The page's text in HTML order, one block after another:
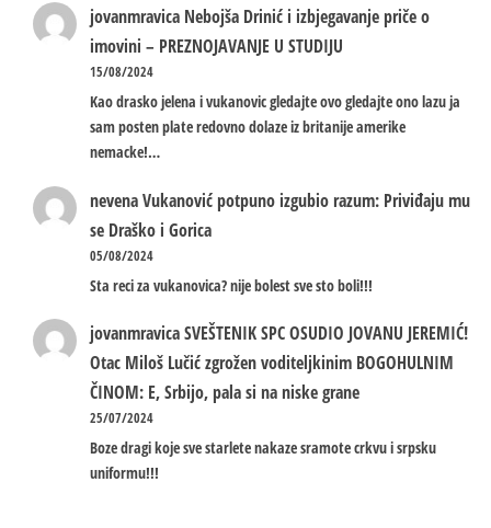
jovanmravica Nebojša Drinić i izbjegavanje priče o
imovini – PREZNOJAVANJE U STUDIJU
15/08/2024
Kao drasko jelena i vukanovic gledajte ovo gledajte ono lazu ja
sam posten plate redovno dolaze iz britanije amerike
nemacke!…
nevenaVukanović potpuno izgubio razum: Priviđaju mu
se Draško i Gorica
05/08/2024
Sta reci za vukanovica? nije bolest sve sto boli!!!
jovanmravicaSVEŠTENIK SPC OSUDIO JOVANU JEREMIĆ!
Otac Miloš Lučić zgrožen voditeljkinim BOGOHULNIM
ČINOM: E, Srbijo, pala si na niske grane
25/07/2024
Boze dragi koje sve starlete nakaze sramote crkvu i srpsku
uniformu!!!